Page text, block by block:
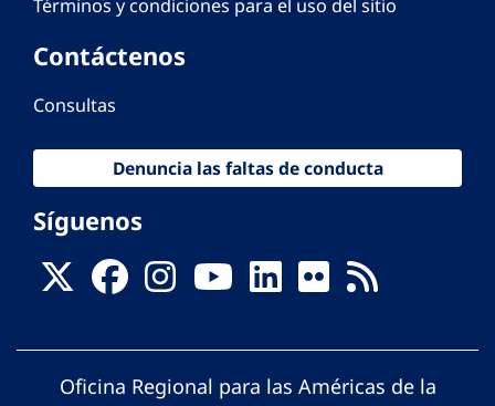
Términos y condiciones para el uso del sitio
Contáctenos
Consultas
Denuncia las faltas de conducta
Síguenos
Oficina Regional para las Américas de la